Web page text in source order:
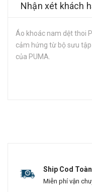
Nhận xét khách
Áo khoác nam dệt thoi
cảm hứng từ bộ sưu
của PUMA.
Ship Cod
Miễn phí vận